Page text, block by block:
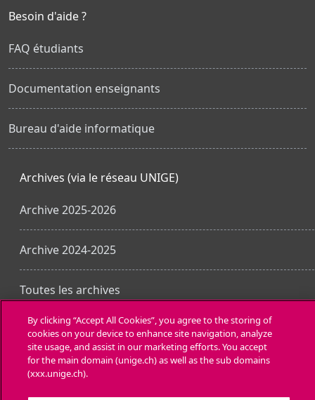
Besoin d'aide ?
FAQ étudiants
Documentation enseignants
Bureau d'aide informatique
Archives (via le réseau UNIGE)
Archive 2025-2026
Archive 2024-2025
Toutes les archives
Obtenir l’app mobile
By clicking “Accept All Cookies”, you agree to the storing of
cookies on your device to enhance site navigation, analyze
site usage, and assist in our marketing efforts. You accept
for the main domain (unige.ch) as well as the sub domains
(xxx.unige.ch).